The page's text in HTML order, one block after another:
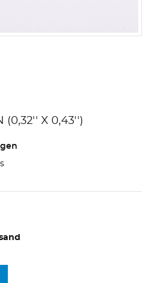
(0,32'' X 0,43'')